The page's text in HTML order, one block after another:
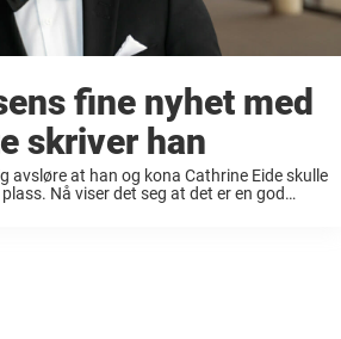
fine nyhet med
skriver han
avsløre at han og kona Cathrine Eide skulle
Nå viser det seg at det er en god